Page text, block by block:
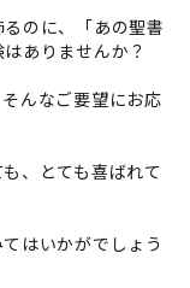
のに、「あの聖書
ありませんか？
んなご要望にお応
、とても喜ばれて
はいかがでしょう